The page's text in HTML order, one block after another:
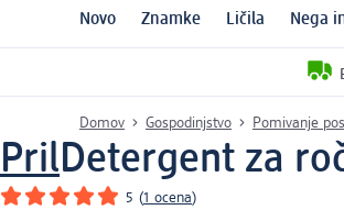
Novo Znamke Ličila Nega
Domov Gospodinjstvo Pomivanje
PrilDetergent za
5 (1 ocena)